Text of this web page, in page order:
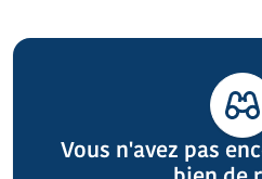
Vous n'avez pas